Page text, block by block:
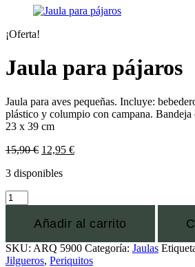
¡Oferta!
Jaula para pájaros
Jaula para aves pequeñas. Incluye:
plástico y columpio con campana.
23 x 39 cm
15,90€ 12,95 €
3 disponibles
Añadir al carrito
SKU: ARQ 5900 Categoría: Jaulas
Jilgueros, Periquitos